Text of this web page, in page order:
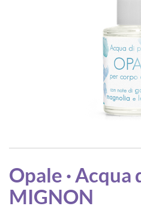
Opale ·
MIGNON